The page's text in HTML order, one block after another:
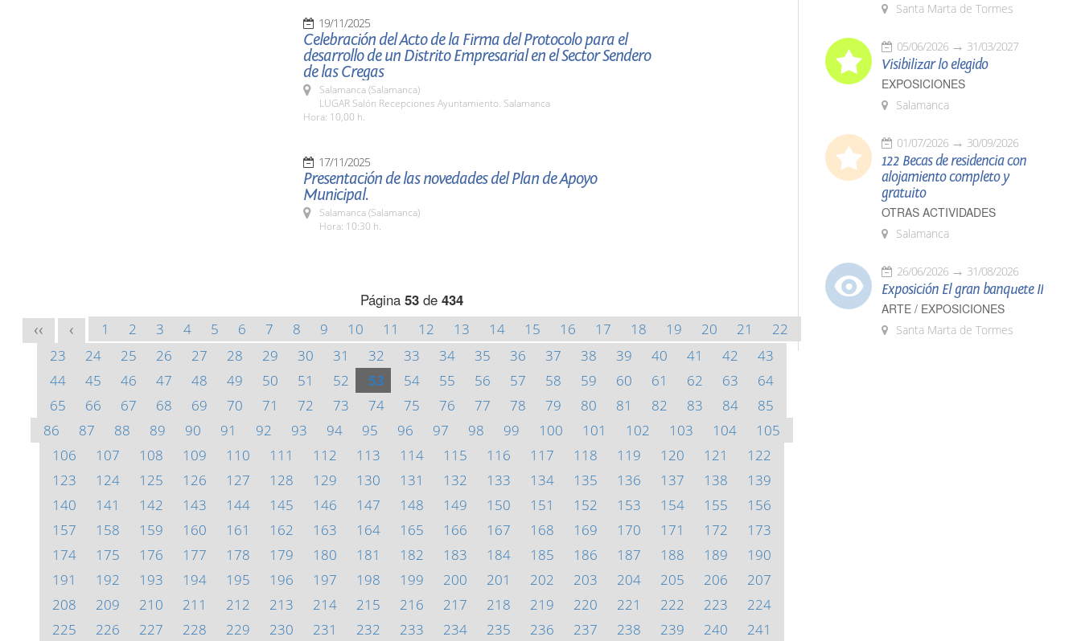
19/11/2025
Celebración del Acto de la Firma del Protocolo para el
desarrollo de un Distrito Empresarial en el Sector Sendero
de las Cregas
Salamanca (Salamanca)
LUGAR Salón Recepciones Ayuntamiento. Salamanca
Hora: 10,00 h.
17/11/2025
Presentación de las novedades del Plan de Apoyo
Municipal.
Salamanca (Salamanca)
Hora: 10:30 h.
Página 53 de 434
<< < 1 2 3 4 5 6 7 8 9 10 11 12 13 14 15 16 17 18 19 20 21
22
23
24 25 26 27 28 29 30 31 32 33 34 35 36 37 38 39 40 41 42
43
44
45 46 47 48 49 50 51 52 53 54 55 56 57 58 59 60 61 62 63
64
65
66 67 68 69 70 71 72 73 74 75 76 77 78 79 80 81 82 83 84
85
86
87 88 89 90 91 92 93 94 95 96 97 98 99 100 101 102 103 104
105
106
107 108 109 110 111 112 113 114 115 116 117 118 119 120 121
122
123
124 125 126 127 128 129 130 131 132 133 134 135 136 137 138
139
140
141 142 143 144 145 146 147 148 149 150 151 152 153 154 155
156
157
158 159 160 161 162 163 164 165 166 167 168 169 170 171 172
173
174
175 176 177 178 179 180 181 182 183 184 185 186 187 188 189
190
191
192 193 194 195 196 197 198 199 200 201 202 203 204 205 206
207
208
209 210 211 212 213 214 215 216 217 218 219 220 221 222 223
224
225
226 227 228 229 230 231 232 233 234 235 236 237 238 239 240 241
Santa Marta de Tormes
05/06/2026 31/03/2027
Visibilizar lo elegido
EXPOSICIONES
Salamanca
01/07/2026 30/09/2026
122 Becas de residencia con
alojamiento completo y
gratuito
OTRAS ACTIVIDADES
Salamanca
26/06/2026 31/08/2026
Exposición El gran banquete II
ARTE / EXPOSICIONES
Santa Marta de Tormes